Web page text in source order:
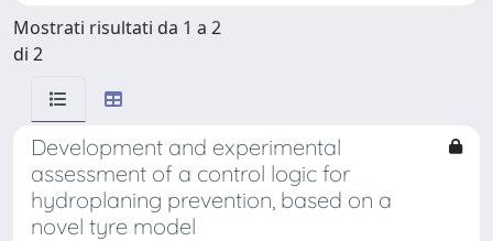
Mostrati risultati da 1 a 2
di 2
Development and experimental
assessment of a control logic for
hydroplaning prevention, based on a
novel tyre model